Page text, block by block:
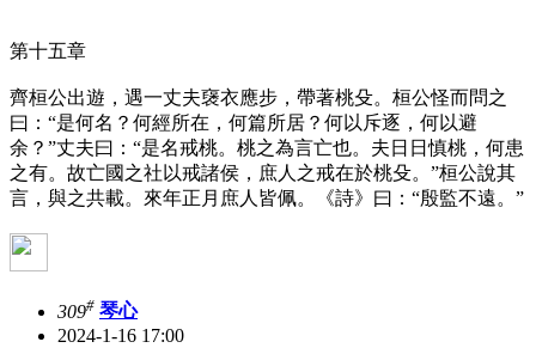
第十五章
齊桓公出遊，遇一丈夫襃衣應步，帶著桃殳。桓公怪而問之
曰：“是何名？何經所在，何篇所居？何以斥逐，何以避
余？”丈夫曰：“是名戒桃。桃之為言亡也。夫日日慎桃，何患
之有。故亡國之社以戒諸侯，庶人之戒在於桃殳。”桓公說其
言，與之共載。來年正月庶人皆佩。《詩》曰：“殷監不遠。”
309# 琴心
2024-1-16 17:00